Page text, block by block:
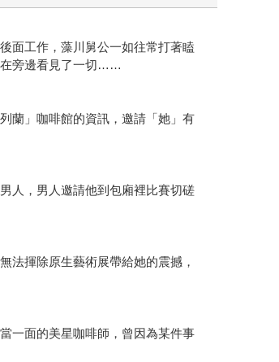
面工作，藻川舅公一如往常打著瞌
在旁邊看見了一切……
蘭」咖啡館的資訊，邀請「她」有
人，男人邀請他到包廂裡比賽切磋
法揮除原生藝術展帶給她的震撼，
一面的美星咖啡師，曾因為某件事